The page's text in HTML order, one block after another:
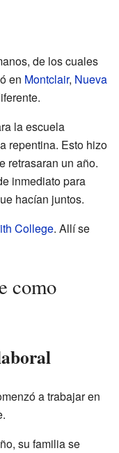
de los cuales
en Montclair, Nueva
la escuela
repentina. Esto hizo
retrasaran un año.
inmediato para
hacían juntos.
College. Allí se
como
a trabajar en
su familia se